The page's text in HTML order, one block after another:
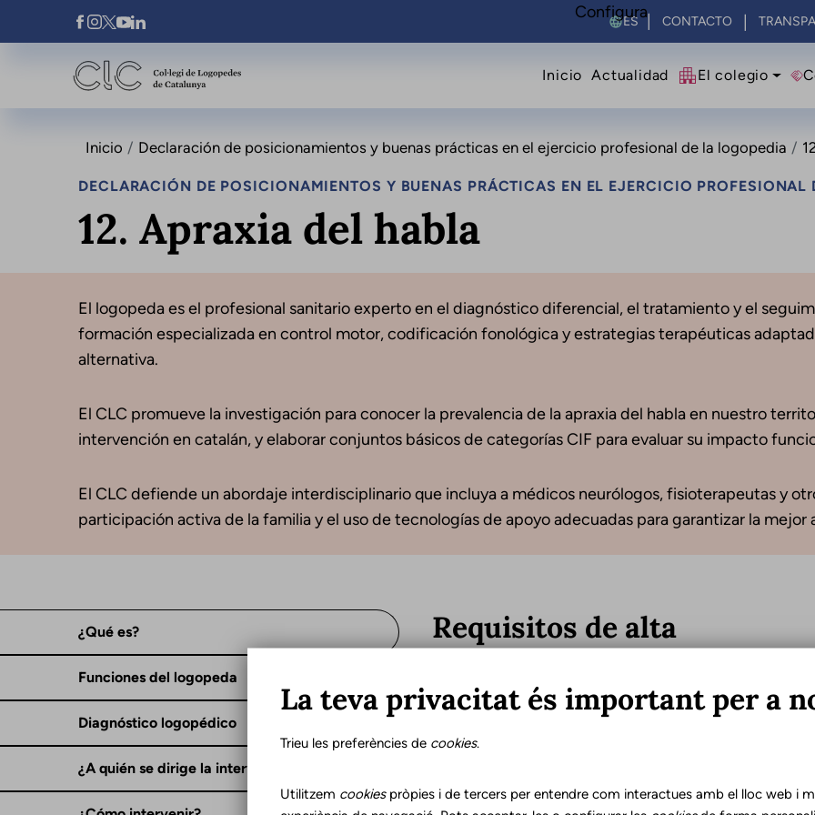
Pasar al contenido principal
Xarxes Socials Select your language
CONTACTO
Navegació principal
Inicio Actualidad El colegio
Inicio Declaración de posicionamientos y buenas prácticas en el ejercicio profesional de la logopedia
DECLARACIÓN DE POSICIONAMIENTOS Y BUENAS PRÁCTICAS EN EL EJERCICIO PROFESIONAL
12. Apraxia del habla
El logopeda es el profesional sanitario experto en el diagnóstico diferencial, el tratamiento y el
formación especializada en control motor, codificación fonológica y estrategias terapéuticas
alternativa.
El CLC promueve la investigación para conocer la prevalencia de la apraxia del habla en nuestro
intervención en catalán, y elaborar conjuntos básicos de categorías CIF para evaluar su impacto
El CLC defiende un abordaje interdisciplinario que incluya a médicos neurólogos, fisioterapeutas y
participación activa de la familia y el uso de tecnologías de apoyo adecuadas para garantizar la mejor
¿Qué es?
Funciones del logopeda
Diagnóstico logopédico
¿A quién se dirige la intervención?
Requisitos de alta
Para valorar el estado funcional del paciente en el
evaluación con las mismas pruebas y escalas de la
obtenido después del proceso de intervención.
Se considera que el tratamiento puede finalizar
estado del paciente ha mejorado en su grado de
Configura
La teva privacitat és important per a
Trieu les preferències de cookies.
Utilitzem cookiespròpies i de tercers per entendre com interactues amb el lloc web i